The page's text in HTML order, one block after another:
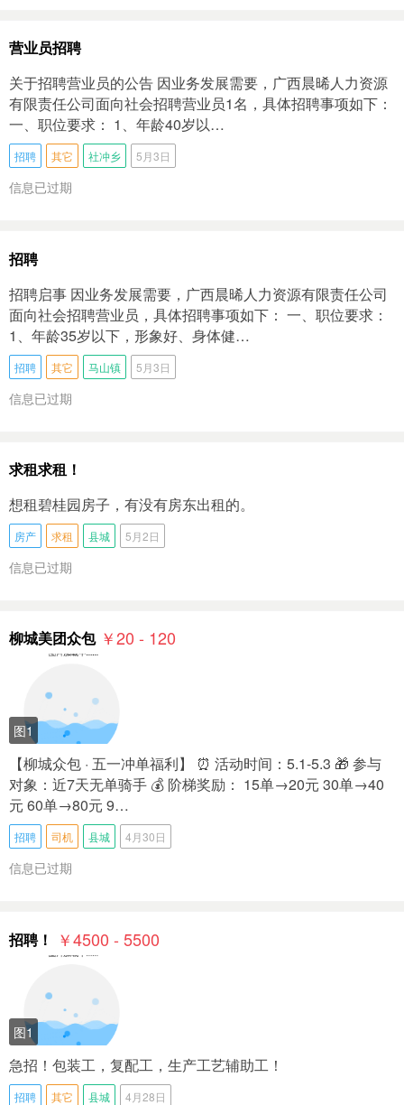
营业员招聘
关于招聘营业员的公告 因业务发展需要，广西晨晞人力资源
有限责任公司面向社会招聘营业员1名，具体招聘事项如下：
一、职位要求： 1、年龄40岁以…
招聘 其它 社冲乡 5月3日
信息已过期
招聘
招聘启事 因业务发展需要，广西晨晞人力资源有限责任公司
面向社会招聘营业员，具体招聘事项如下： 一、职位要求：
1、年龄35岁以下，形象好、身体健…
招聘 其它 马山镇 5月3日
信息已过期
求租求租！
想租碧桂园房子，有没有房东出租的。
房产 求租 县城 5月2日
信息已过期
柳城美团众包 ￥20 - 120
图1
【柳城众包 · 五一冲单福利】 ⏰ 活动时间：5.1-5.3 🎁 参与
对象：近7天无单骑手 💰 阶梯奖励： 15单→20元 30单→40
元 60单→80元 9…
招聘 司机 县城 4月30日
信息已过期
招聘！ ￥4500 - 5500
图1
急招！包装工，复配工，生产工艺辅助工！
招聘 其它 县城 4月28日